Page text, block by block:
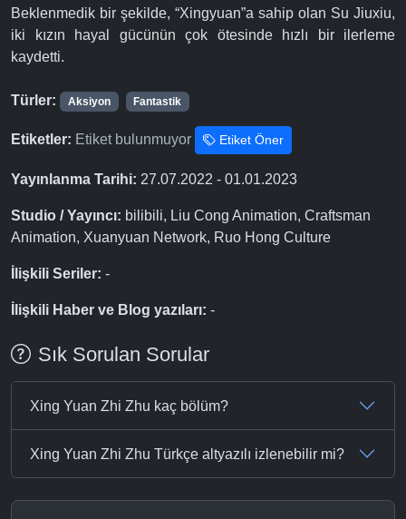
Beklenmedik bir şekilde, “Xingyuan”a sahip olan Su Jiuxiu,
iki kızın hayal gücünün çok ötesinde hızlı bir ilerleme
kaydetti.
Türler: Aksiyon Fantastik
Etiketler: Etiket bulunmuyor Etiket Öner
Yayınlanma Tarihi: 27.07.2022 - 01.01.2023
Studio / Yayıncı: bilibili, Liu Cong Animation, Craftsman
Animation, Xuanyuan Network, Ruo Hong Culture
İlişkili Seriler: -
İlişkili Haber ve Blog yazıları: -
Sık Sorulan Sorular
Xing Yuan Zhi Zhu kaç bölüm?
Xing Yuan Zhi Zhu Türkçe altyazılı izlenebilir mi?